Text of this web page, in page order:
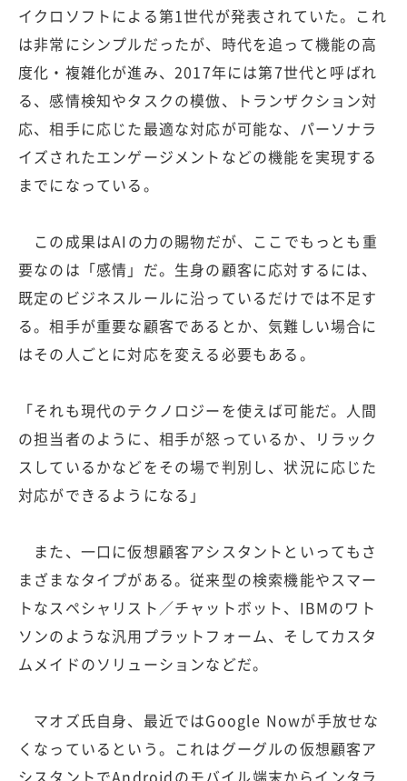
イクロソフトによる第1世代が発表されていた。これ
は非常にシンプルだったが、時代を追って機能の高
度化・複雑化が進み、2017年には第7世代と呼ばれ
る、感情検知やタスクの模倣、トランザクション対
応、相手に応じた最適な対応が可能な、パーソナラ
イズされたエンゲージメントなどの機能を実現する
までになっている。
この成果はAIの力の賜物だが、ここでもっとも重
要なのは「感情」だ。生身の顧客に応対するには、
既定のビジネスルールに沿っているだけでは不足す
る。相手が重要な顧客であるとか、気難しい場合に
はその人ごとに対応を変える必要もある。
「それも現代のテクノロジーを使えば可能だ。人間
の担当者のように、相手が怒っているか、リラック
スしているかなどをその場で判別し、状況に応じた
対応ができるようになる」
また、一口に仮想顧客アシスタントといってもさ
まざまなタイプがある。従来型の検索機能やスマー
トなスペシャリスト／チャットボット、IBMのワト
ソンのような汎用プラットフォーム、そしてカスタ
ムメイドのソリューションなどだ。
マオズ氏自身、最近ではGoogle Nowが手放せな
くなっているという。これはグーグルの仮想顧客ア
シスタントでAndroidのモバイル端末からインタラ